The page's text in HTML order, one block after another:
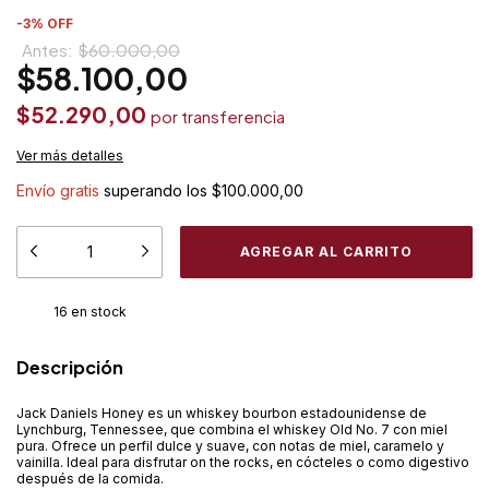
-3% OFF
$58.100,00
$60.000,00
$52.290,00
Ver más detalles
Envío gratis superando los $100.000,00
16 en stock
Descripción
Jack Daniels Honey es un whiskey bourbon estadounidense de
Lynchburg, Tennessee, que combina el whiskey Old No. 7 con miel
pura. Ofrece un perfil dulce y suave, con notas de miel, caramelo y
vainilla. Ideal para disfrutar on the rocks, en cócteles o como digestivo
después de la comida.